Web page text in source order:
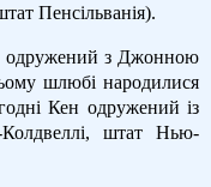
Пенсільванія).
одружений з Джонною
шлюбі народилися
Кен одружений із
штат Нью-